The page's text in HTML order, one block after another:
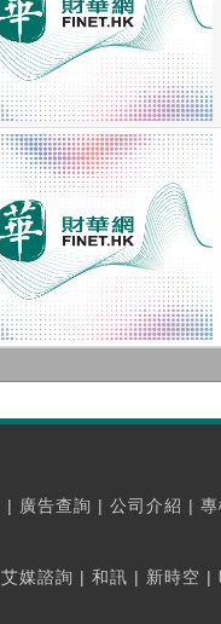
| 廣告查詢 | 公司介紹 |
艾媒諮詢 | 和訊 | 新時空 |